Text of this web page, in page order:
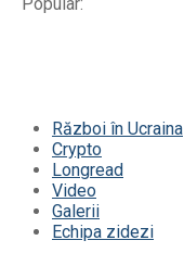
Popular:
Război în Ucraina
Crypto
Longread
Video
Galerii
Echipa zidezi